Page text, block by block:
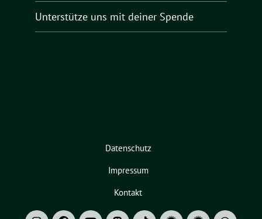
Unterstütze uns mit deiner Spende
Datenschutz
Impressum
Kontakt